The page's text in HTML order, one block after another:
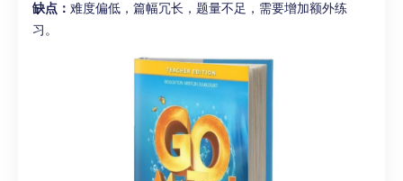
缺点： 难度偏低，篇幅冗长，题量不足，需要增加额外练
习。